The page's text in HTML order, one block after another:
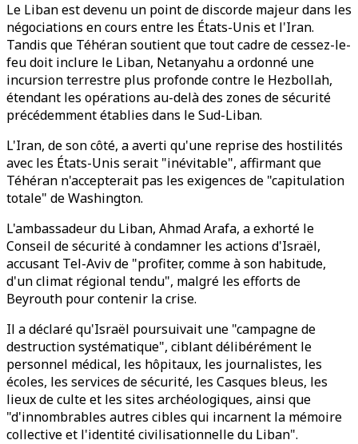
Le Liban est devenu un point de discorde majeur dans les
négociations en cours entre les États-Unis et l'Iran.
Tandis que Téhéran soutient que tout cadre de cessez-le-
feu doit inclure le Liban, Netanyahu a ordonné une
incursion terrestre plus profonde contre le Hezbollah,
étendant les opérations au-delà des zones de sécurité
précédemment établies dans le Sud-Liban.
L'Iran, de son côté, a averti qu'une reprise des hostilités
avec les États-Unis serait "inévitable", affirmant que
Téhéran n'accepterait pas les exigences de "capitulation
totale" de Washington.
L'ambassadeur du Liban, Ahmad Arafa, a exhorté le
Conseil de sécurité à condamner les actions d'Israël,
accusant Tel-Aviv de "profiter, comme à son habitude,
d'un climat régional tendu", malgré les efforts de
Beyrouth pour contenir la crise.
Il a déclaré qu'Israël poursuivait une "campagne de
destruction systématique", ciblant délibérément le
personnel médical, les hôpitaux, les journalistes, les
écoles, les services de sécurité, les Casques bleus, les
lieux de culte et les sites archéologiques, ainsi que
"d'innombrables autres cibles qui incarnent la mémoire
collective et l'identité civilisationnelle du Liban".